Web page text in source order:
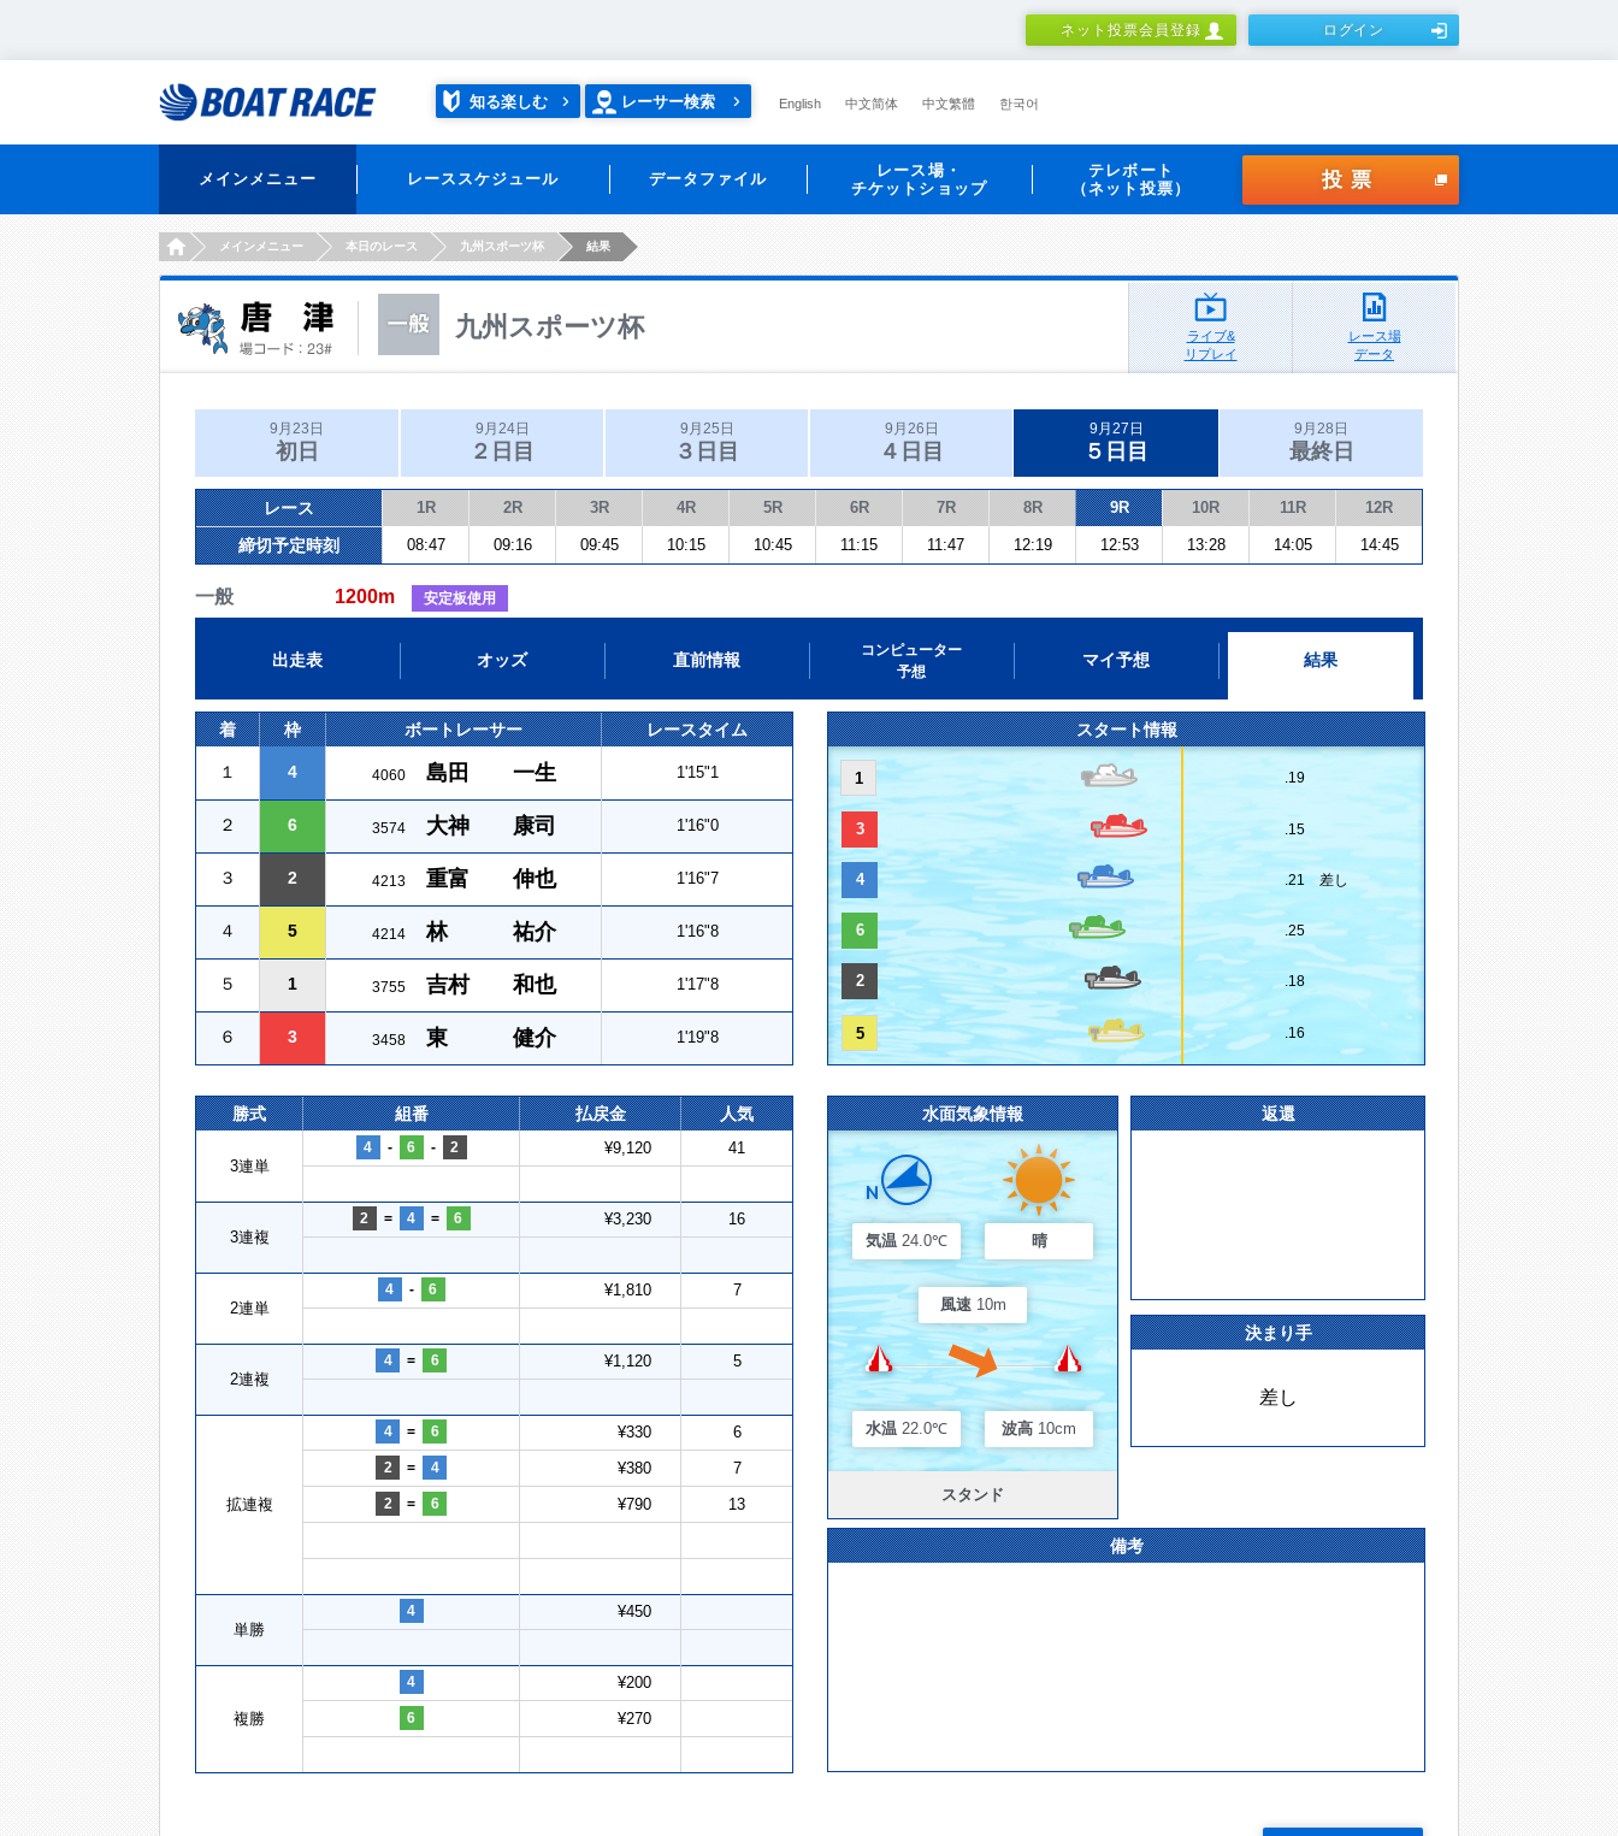
ネット投票会員登録 ログイン
知る楽しむ レーサー検索 English 中文简体 中文繁體 한국어
メインメニュー レーススケジュール データファイル
レース場・
チケットショップ
テレボート
（ネット投票）
投票
HOMEメインメニュー 本日のレース 九州スポーツ杯 結果
九州スポーツ杯
ライブ&
リプレイ
レース場
データ
9月23日
初日
9月24日
２日目
9月25日
３日目
9月26日
４日目
9月27日
５日目
9月28日
最終日
レース 1R 2R 3R 4R 5R 6R 7R 8R 9R 10R 11R 12R
締切予定時刻 08:47 09:16 09:45 10:15 10:45 11:15 11:47 12:19 12:53 13:28 14:05 14:45
一般 1200m 安定板使用
出走表 オッズ 直前情報
コンピューター
予想
マイ予想 結果
着 枠 ボートレーサー レースタイム
１ 4 4060 島田 一生 1'15"1
２ 6 3574 大神 康司 1'16"0
３ 2 4213 重富 伸也 1'16"7
４ 5 4214 林 祐介 1'16"8
５ 1 3755 吉村 和也 1'17"8
６ 3 3458 東 健介 1'19"8
スタート情報
1 .19
3 .15
4 .21 差し
6 .25
2 .18
5 .16
勝式 組番 払戻金 人気
3連単
4 - 6 - 2 ¥9,120 41
3連複
2 = 4 = 6 ¥3,230 16
2連単
4 - 6 ¥1,810 7
2連複
4 = 6 ¥1,120 5
拡連複
4 = 6 ¥330 6
2 = 4 ¥380 7
2 = 6 ¥790 13
単勝
4 ¥450
複勝
4 ¥200
6 ¥270
水面気象情報
気温 24.0℃ 晴
風速 10m
水温 22.0℃ 波高 10cm
スタンド
返還
決まり手
差し
備考